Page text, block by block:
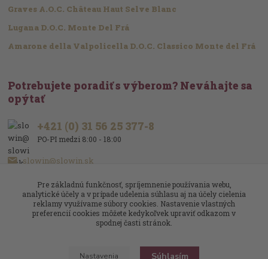
Graves A.O.C. Château Haut Selve Blanc
Lugana D.O.C. Monte Del Frá
Amarone della Valpolicella D.O.C. Classico Monte del Frá
Potrebujete poradiť s výberom? Neváhajte sa
opýtať
+421 (0) 31 56 25 377-8
PO-PI medzi 8:00 - 18:00
slowin@slowin.sk
Pre základnú funkčnosť, spríjemnenie používania webu,
analytické účely a v prípade udelenia súhlasu aj na účely cielenia
reklamy využívame súbory cookies. Nastavenie vlastných
preferencií cookies môžete kedykoľvek upraviť odkazom v
spodnej časti stránok.
Nastavenia Súhlasím